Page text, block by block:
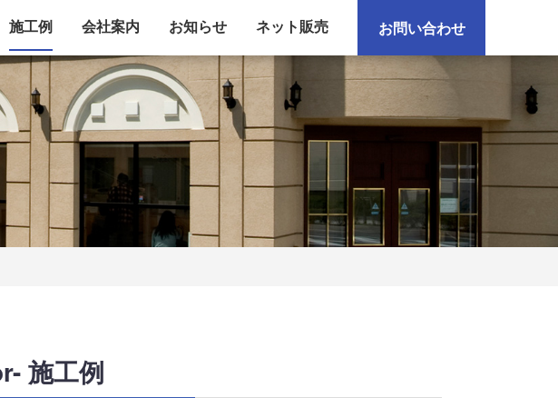
施工例 会社案内 お知らせ ネット販売 お問い合わせ
施工例